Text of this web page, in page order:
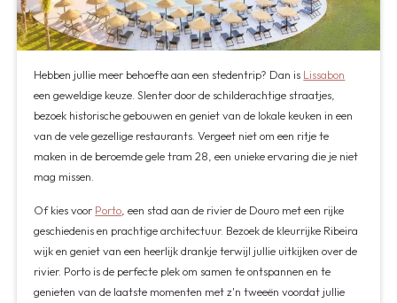
Hebben jullie meer behoefte aan een stedentrip? Dan is Lissabon
een geweldige keuze. Slenter door de schilderachtige straatjes,
bezoek historische gebouwen en geniet van de lokale keuken in een
van de vele gezellige restaurants. Vergeet niet om een ritje te
maken in de beroemde gele tram 28, een unieke ervaring die je niet
mag missen.
Of kies voor Porto , een stad aan de rivier de Douro met een rijke
geschiedenis en prachtige architectuur. Bezoek de kleurrijke Ribeira
wijk en geniet van een heerlijk drankje terwijl jullie uitkijken over de
rivier. Porto is de perfecte plek om samen te ontspannen en te
genieten van de laatste momenten met z'n tweeën voordat jullie